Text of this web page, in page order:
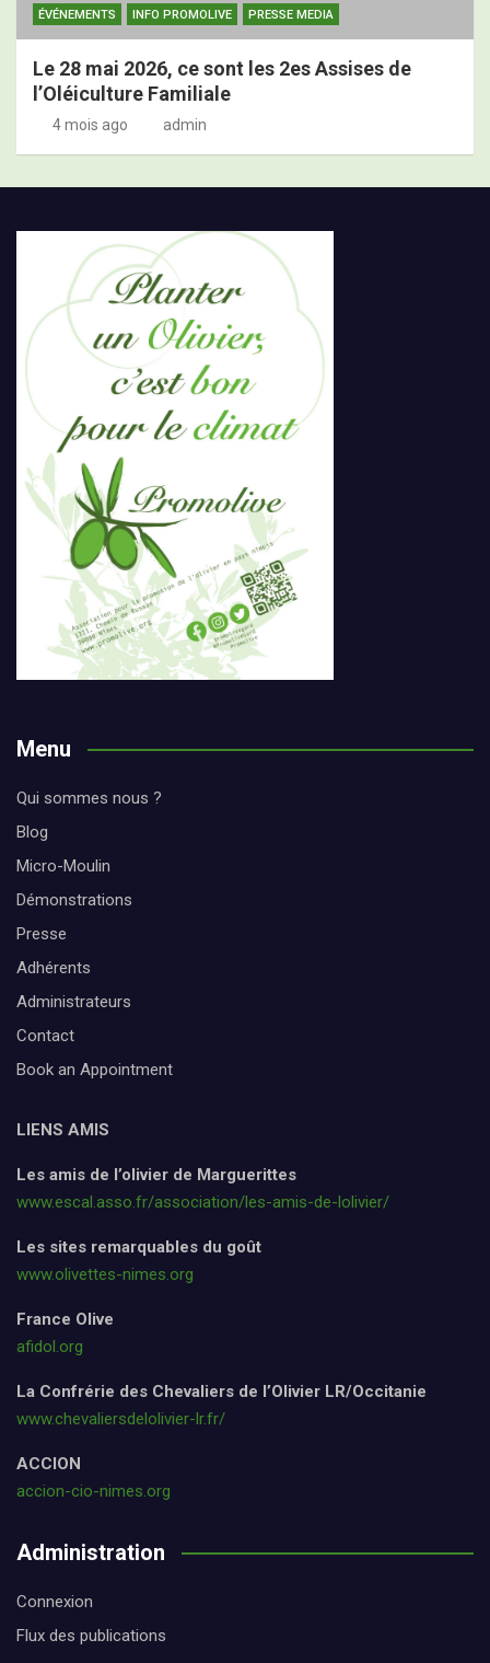
ÉVÉNEMENTS INFO PROMOLIVE PRESSE MEDIA
Le 28 mai 2026, ce sont les 2es Assises de
l’Oléiculture Familiale
4 mois ago admin
Menu
Qui sommes nous ?
Blog
Micro-Moulin
Démonstrations
Presse
Adhérents
Administrateurs
Contact
Book an Appointment
LIENS AMIS
Les amis de l’olivier de Marguerittes
www.escal.asso.fr/association/les-amis-de-lolivier/
Les sites remarquables du goût
www.olivettes-nimes.org
France Olive
afidol.org
La Confrérie des Chevaliers de l’Olivier LR/Occitanie
www.chevaliersdelolivier-lr.fr/
ACCION
accion-cio-nimes.org
Administration
Connexion
Flux des publications